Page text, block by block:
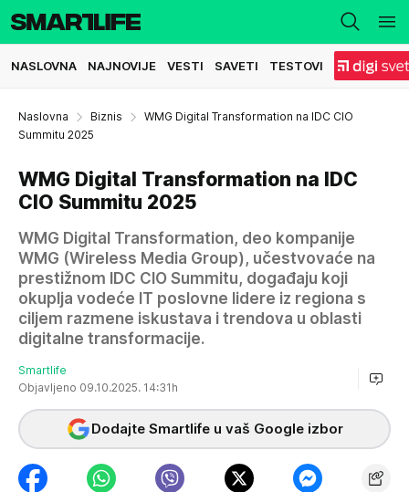
NASLOVNA NAJNOVIJE VESTI SAVETI TESTOVI
Naslovna Biznis
WMG Digital Transformation na IDC CIO
Summitu 2025
WMG Digital Transformation na IDC
CIO Summitu 2025
WMG Digital Transformation, deo kompanije
WMG (Wireless Media Group), učestvovaće na
prestižnom IDC CIO Summitu, događaju koji
okuplja vodeće IT poslovne lidere iz regiona s
ciljem razmene iskustava i trendova u oblasti
digitalne transformacije.
Smartlife
Objavljeno 09.10.2025. 14:31h
Dodajte Smartlife u vaš Google izbor